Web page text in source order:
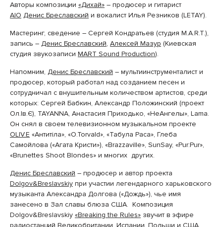
Авторы композиции «Дихай» – продюсер и гитарист
AIO Денис Бреславский и вокалист Илья Резников (LETAY).
Мастеринг, сведение – Сергей Кондратьев (студия M.A.R.T.),
запись – Денис Бреславский, Алексей Мазур (Киевская
студия звукозаписи MART Sound Production).
Напомним, Денис Бреславский – мультиинструменталист и
продюсер, который работал над созданием песен и
сотрудничал с внушительным количеством артистов, среди
которых: Сергей Бабкин, Александр Положинский (проект
Ол.Ів.Є), TAYANNA, Анастасия Приходько, «НеАнгелы», Lama.
Он снял в своем телевизионном музыкальном проекте
OLIV.E «Антитіла», «O.Torvald», «Табула Раса», Глеба
Самойлова («Агата Кристи»), «Brazzaville», SunSay, «Pur:Pur»,
«Brunettes Shoot Blondes» и многих других.
Денис Бреславский – продюсер и автор проекта
Dolgov&Breslavskiy при участии легендарного харьковского
музыканта Александра Долгова («Дождь»), чье имя
занесено в Зал славы блюза США. Композиция
Dolgov&Breslavskiy «Breaking the Rules» звучит в эфире
радиостанций Великобритании, Испании, Польши и США.